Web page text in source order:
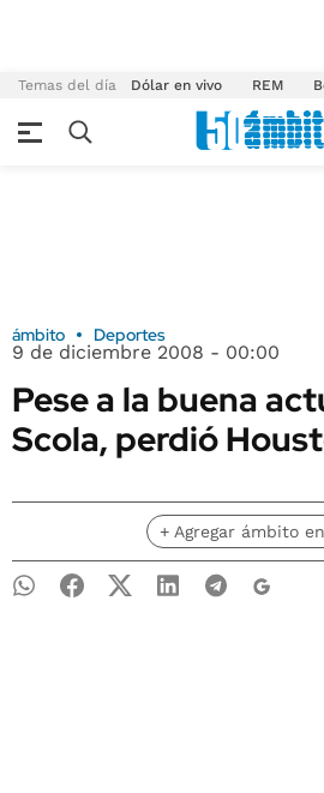
Temas del día Dólar en vivo REM
ámbito Deportes
9 de diciembre 2008 - 00:00
Pese a la buena
Scola, perdió
+ Agregar ámbito en